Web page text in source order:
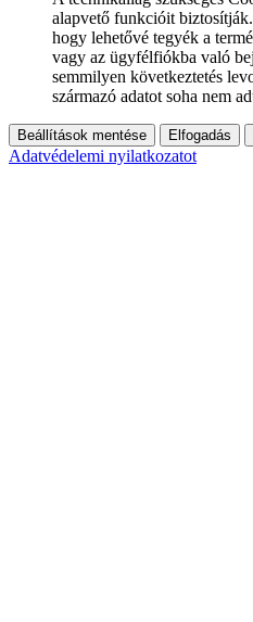
alapvető funkcióit
hogy lehetővé tegyék a
vagy az ügyfélfiókba való
semmilyen következtetés
származó adatot soha nem
Beállítások mentése Elfogadás
Adatvédelemi nyilatkozatot